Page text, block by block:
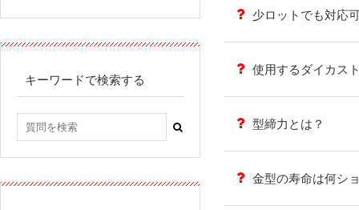
少ロットでも対応
使用するダイカス
型締力とは？
金型の寿命は何シ
キーワードで検索する